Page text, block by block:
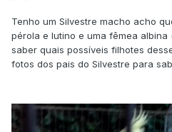
Tenho um Silvestre macho acho
pérola e lutino e uma fêmea albina
saber quais possíveis filhotes
fotos dos pais do Silvestre para